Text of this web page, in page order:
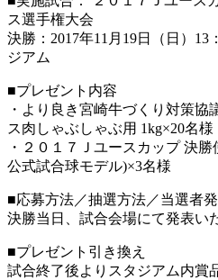
ス選手権大会
決勝：2017年11月19日（日）13
ジアム
■プレゼント内容
・より良き宮崎牛づくり対策協
ス肉しゃぶしゃぶ用 1kg×20名様
・２０１７Ｊユースカップ 決
公式試合球モデル)×3名様
■応募方法／抽選方法／当選者
決勝当日、試合会場にて発表い
■プレゼント引き換え
試合終了後よりスタジアム内賞